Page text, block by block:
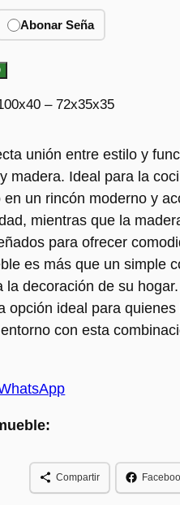
Abonar Seña
– 72x35x35
unión entre estilo y
madera. Ideal para la
un rincón moderno y
mientras que la
para ofrecer
es más que un simple
la decoración de su
opción ideal para
con esta
Compartir